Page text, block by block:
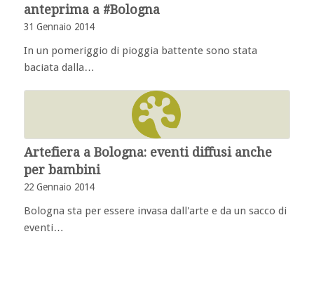
anteprima a #Bologna
31 Gennaio 2014
In un pomeriggio di pioggia battente sono stata
baciata dalla…
Artefiera a Bologna: eventi diffusi anche
per bambini
22 Gennaio 2014
Bologna sta per essere invasa dall'arte e da un sacco di
eventi…